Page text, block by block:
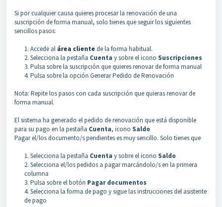
Si por cualquier causa quieres procesar la renovación de una
suscripción de forma manual, solo tienes que seguir los siguientes
sencillos pasos:
1. Accede al área cliente de la forma habitual.
2. Selecciona la pestaña Cuenta y sobre el icono Suscripciones
3. Pulsa sobre la suscripción que quieres renovar de forma manual
4. Pulsa sobre la opción Generar Pedido de Renovación
Nota: Repite los pasos con cada suscripción que quieras renovar de
forma manual.
El sistema ha generado el pedido de renovación que está disponible
para su pago en la pestaña Cuenta, icono Saldo
Pagar el/los documento/s pendientes es muy sencillo. Solo tienes que
1. Selecciona la pestaña Cuenta y sobre el icono Saldo
2. Selecciona el/los pedidos a pagar marcándolo/s en la primera
columna
3. Pulsa sobre el botón Pagar documentos
4. Selecciona la forma de pago y sigue las instrucciones del asistente
de pago